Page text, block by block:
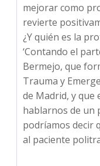
mejorar como
revierte
¿Y quién es la
‘Contando el
Bermejo, que
Trauma y
de Madrid, y
hablarnos de un
podríamos decir
al paciente